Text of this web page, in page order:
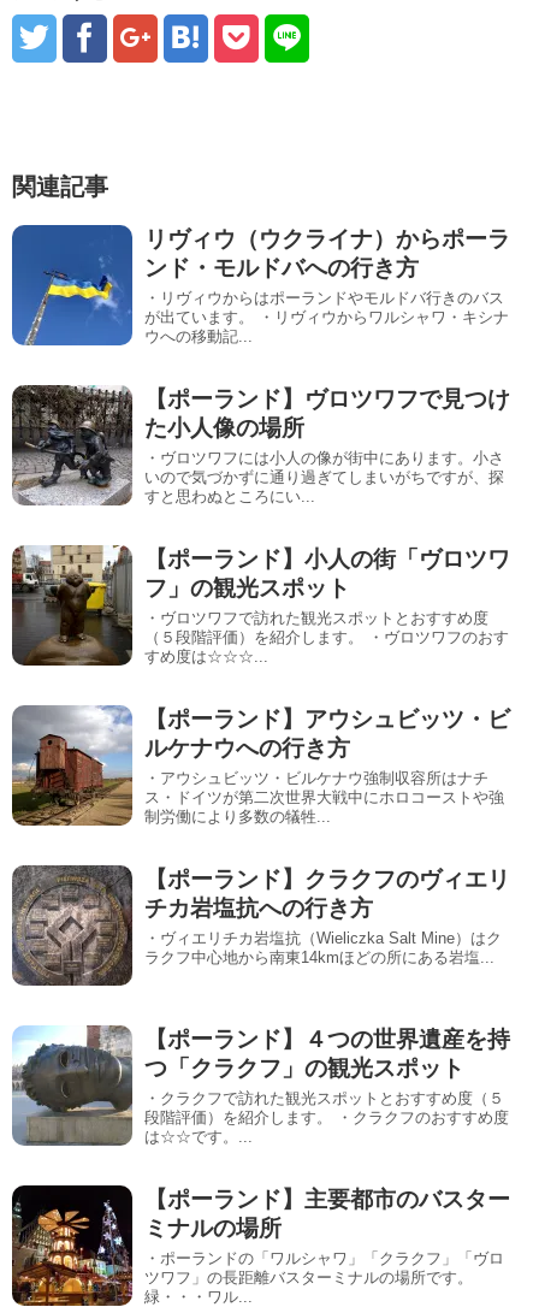
関連記事
リヴィウ（ウクライナ）からポーラ
ンド・モルドバへの行き方
・リヴィウからはポーランドやモルドバ行きのバス
が出ています。 ・リヴィウからワルシャワ・キシナ
ウへの移動記...
【ポーランド】ヴロツワフで見つけ
た小人像の場所
・ヴロツワフには小人の像が街中にあります。小さ
いので気づかずに通り過ぎてしまいがちですが、探
すと思わぬところにい...
【ポーランド】小人の街「ヴロツワ
フ」の観光スポット
・ヴロツワフで訪れた観光スポットとおすすめ度
（５段階評価）を紹介します。 ・ヴロツワフのおす
すめ度は☆☆☆...
【ポーランド】アウシュビッツ・ビ
ルケナウへの行き方
・アウシュビッツ・ビルケナウ強制収容所はナチ
ス・ドイツが第二次世界大戦中にホロコーストや強
制労働により多数の犠牲...
【ポーランド】クラクフのヴィエリ
チカ岩塩抗への行き方
・ヴィエリチカ岩塩抗（Wieliczka Salt Mine）はク
ラクフ中心地から南東14kmほどの所にある岩塩...
【ポーランド】４つの世界遺産を持
つ「クラクフ」の観光スポット
・クラクフで訪れた観光スポットとおすすめ度（５
段階評価）を紹介します。 ・クラクフのおすすめ度
は☆☆です。...
【ポーランド】主要都市のバスター
ミナルの場所
・ポーランドの「ワルシャワ」「クラクフ」「ヴロ
ツワフ」の長距離バスターミナルの場所です。
緑・・・ワル...